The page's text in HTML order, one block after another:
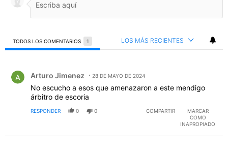
TODOS LOS COMENTARIOS 1 LOS MÁS RECIENTES
Arturo Jimenez 28 DE MAYO DE 2024
No escucho a esos que amenazaron a este mendigo
árbitro de escoria
RESPONDER 0 0 COMPARTIR
MARCAR
COMO
INAPROPIADO